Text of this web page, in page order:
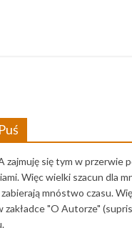
zajmuję się tym w przerwie
Więc wielki szacun dla
mnóstwo czasu.
zakładce "O Autorze"